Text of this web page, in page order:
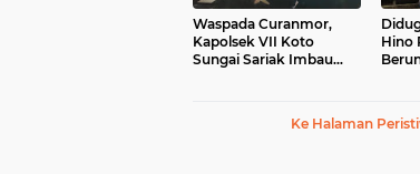
Waspada Curanmor,
Kapolsek VII Koto
Sungai Sariak Imbau
Hino
Ke Halaman